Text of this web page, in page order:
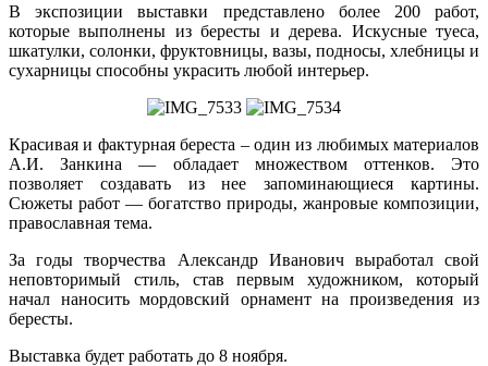
В экспозиции выставки представлено более 200 работ,
которые выполнены из бересты и дерева. Искусные туеса,
шкатулки, солонки, фруктовницы, вазы, подносы, хлебницы и
сухарницы способны украсить любой интерьер.
Красивая и фактурная береста – один из любимых материалов
А.И. Занкина — обладает множеством оттенков. Это
позволяет создавать из нее запоминающиеся картины.
Сюжеты работ — богатство природы, жанровые композиции,
православная тема.
За годы творчества Александр Иванович выработал свой
неповторимый стиль, став первым художником, который
начал наносить мордовский орнамент на произведения из
бересты.
Выставка будет работать до 8 ноября.